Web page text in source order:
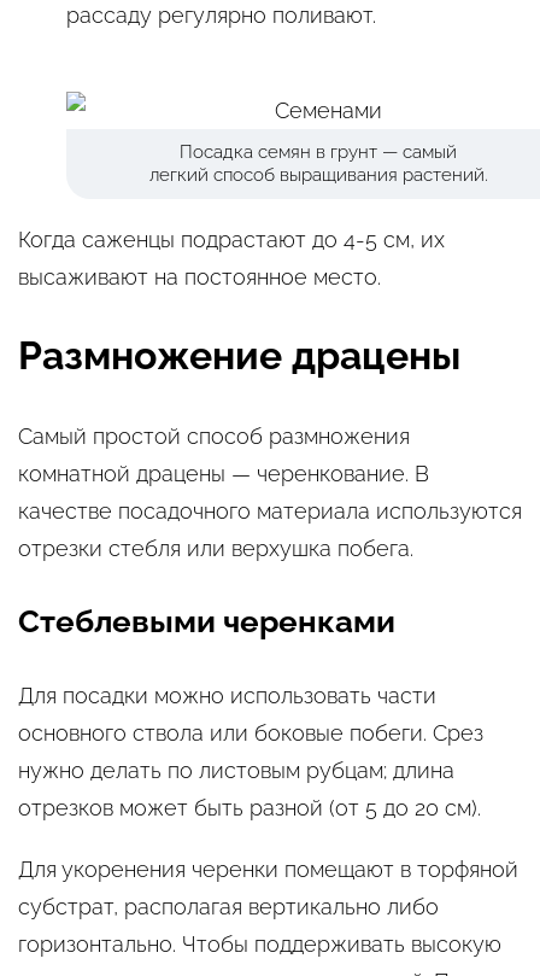
рассаду регулярно поливают.
Посадка семян в грунт — самый
легкий способ выращивания растений.
Когда саженцы подрастают до 4-5 см, их
высаживают на постоянное место.
Размножение драцены
Самый простой способ размножения
комнатной драцены — черенкование. В
качестве посадочного материала используются
отрезки стебля или верхушка побега.
Стеблевыми черенками
Для посадки можно использовать части
основного ствола или боковые побеги. Срез
нужно делать по листовым рубцам; длина
отрезков может быть разной (от 5 до 20 см).
Для укоренения черенки помещают в торфяной
субстрат, располагая вертикально либо
горизонтально. Чтобы поддерживать высокую